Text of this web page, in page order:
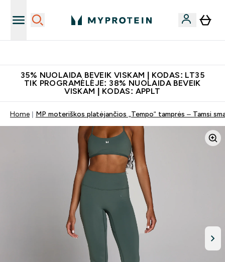
35% NUOLAIDA BEVEIK VISKAM | KODAS: LT35
TIK PROGRAMĖLĖJE: 38% NUOLAIDA BEVEIK
VISKAM | KODAS: APPLT
Home MP moteriškos platėjančios „Tempo“ tamprės – Tamsi